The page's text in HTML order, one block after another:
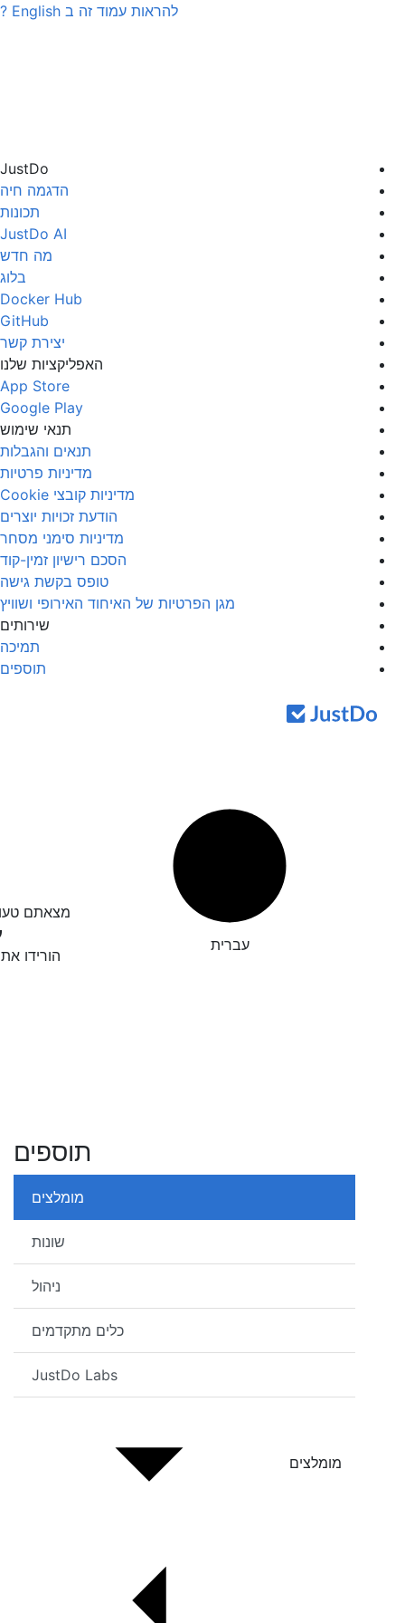
להראות עמוד זה ב English
?
JustDo
הדגמה חיה
תכונות
JustDo AI
מה חדש
בלוג
Docker Hub
GitHub
יצירת קשר
האפליקציות שלנו
App Store
Google Play
תנאי שימוש
תנאים והגבלות
מדיניות פרטיות
מדיניות קובצי Cookie
הודעת זכויות יוצרים
מדיניות סימני מסחר
הסכם רישיון זמין-קוד
טופס בקשת גישה
מגן הפרטיות של האיחוד האירופי ושוויץ
שירותים
תמיכה
תוספים
עברית
מצאתם
הורידו
תוספים
מומלצים
שונות
ניהול
כלים מתקדמים
JustDo Labs
מומלצים